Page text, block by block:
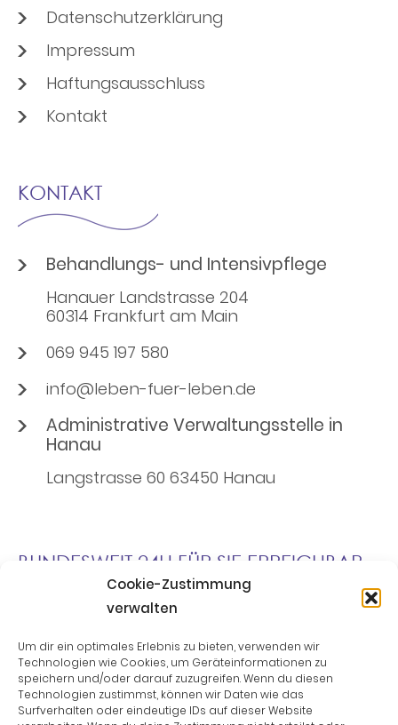
Cookie-Zustimmung
verwalten
Um dir ein optimales Erlebnis zu bieten, verwenden wir
Technologien wie Cookies, um Geräteinformationen zu
speichern und/oder darauf zuzugreifen. Wenn du diesen
Technologien zustimmst, können wir Daten wie das
Surfverhalten oder eindeutige IDs auf dieser Website
Datenschutzerklärung
Impressum
Haftungsausschluss
Kontakt
KONTAKT
Behandlungs- und Intensivpflege
Hanauer Landstrasse 204
60314 Frankfurt am Main
069 945 197 580
info@leben-fuer-leben.de
Administrative Verwaltungsstelle in
Hanau
Langstrasse 60 63450 Hanau
BUNDESWEIT 24H FÜR SIE ERREICHBAR.
Jetzt Anrufen